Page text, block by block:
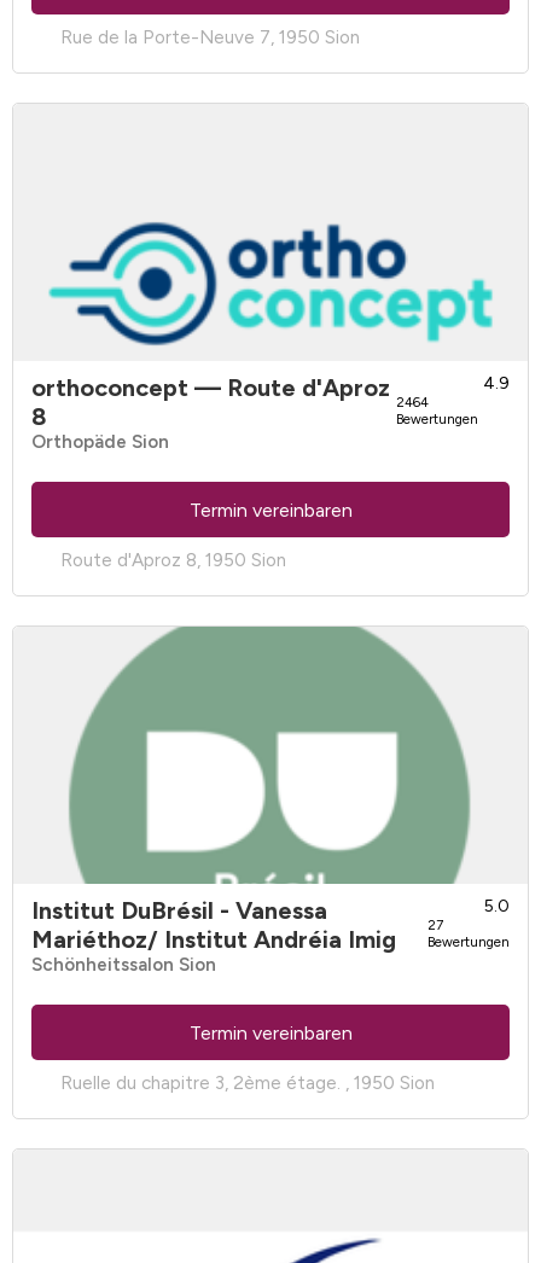
Rue de la Porte-Neuve 7, 1950 Sion
orthoconcept — Route d'Aproz
8
4.9
2464
Bewertungen
Orthopäde Sion
Route d'Aproz 8, 1950 Sion
Termin vereinbaren
Institut DuBrésil - Vanessa
Mariéthoz/ Institut Andréia Imig
5.0
27
Bewertungen
Schönheitssalon Sion
Ruelle du chapitre 3, 2ème étage. , 1950 Sion
Termin vereinbaren